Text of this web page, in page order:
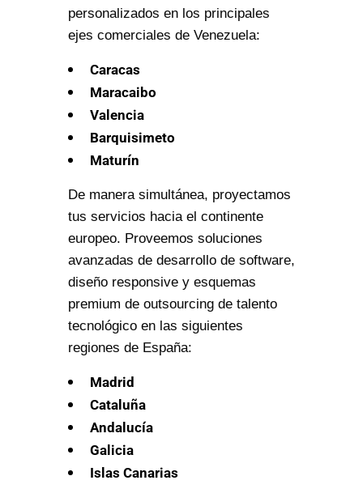
personalizados en los principales
ejes comerciales de Venezuela:
Caracas
Maracaibo
Valencia
Barquisimeto
Maturín
De manera simultánea, proyectamos
tus servicios hacia el continente
europeo. Proveemos soluciones
avanzadas de desarrollo de software,
diseño responsive y esquemas
premium de outsourcing de talento
tecnológico en las siguientes
regiones de España:
Madrid
Cataluña
Andalucía
Galicia
Islas Canarias